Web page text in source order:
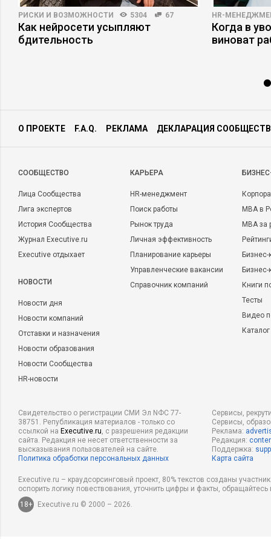
РИСКИ И ВОЗМОЖНОСТИ 5304 67
Как нейросети усыпляют
бдительность
HR-
Когда в
виноват
О ПРОЕКТЕ F.A.Q. РЕКЛАМА ДЕКЛАРАЦИЯ
CООБЩЕСТВО
Лица Сообщества
Лига экспертов
История Сообщества
Журнал Executive.ru
Executive отдыхает
НОВОСТИ
Новости дня
Новости компаний
Отставки и назначения
Новости образования
Новости Сообщества
HR-новости
КАРЬЕРА
HR-менеджмент
Поиск работы
Рынок труда
Личная эффективность
Планирование карьеры
Управленческие вакансии
Справочник компаний
MBA в
MBA
Бизнес-
Книги
Тесты
Видео
Свидетельство о регистрации СМИ Эл NФС 77-
38751. Републикация материалов - только со
ссылкой на Executive.ru, с разрешения редакции
сайта. Редакция не несет ответственности за
высказывания пользователей на сайте.
Политика обработки персональных данных
Сервисы,
Сервисы,
Реклама:
Редакция:
Поддержка:
Карта сайта
Executive.ru – краудсорсинговый проект, 80% текстов созданы
оспорить логику повествования, уточнить цифры и факты,
18+
Executive.ru © 2000 – 2026.